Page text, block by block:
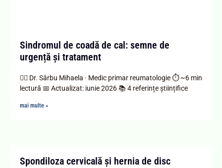
Sindromul de coadă de cal: semne de
urgență și tratament
👨‍⚕️ Dr. Sârbu Mihaela · Medic primar reumatologie ⏱ ~6 min
lectură 📅 Actualizat: iunie 2026 📚 4 referințe științifice
mai multe »
Spondiloza cervicală și hernia de disc